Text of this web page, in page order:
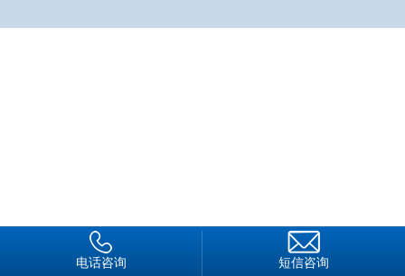
二是有序推进网络载体建设。
建立本公司企业网站，内容涵盖企业动态、保安队伍建设、
电话咨询 短信咨询